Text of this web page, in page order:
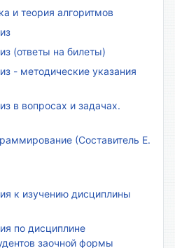
и теория алгоритмов
(ответы на билеты)
- методические указания
в вопросах и задачах.
(Составитель Е.
к изучению дисциплины
по дисциплине
заочной формы